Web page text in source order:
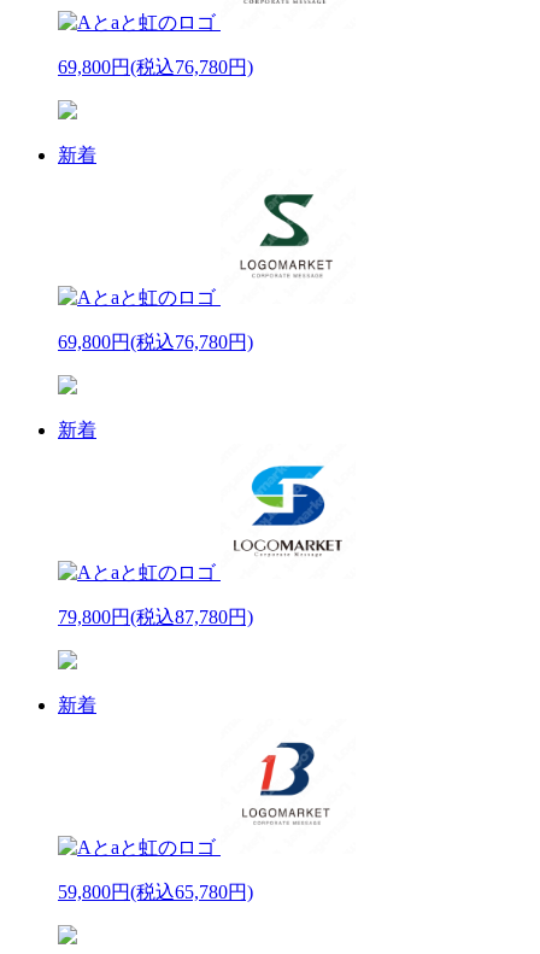
69,800円(税込76,780円)
新着
69,800円(税込76,780円)
新着
79,800円(税込87,780円)
新着
59,800円(税込65,780円)